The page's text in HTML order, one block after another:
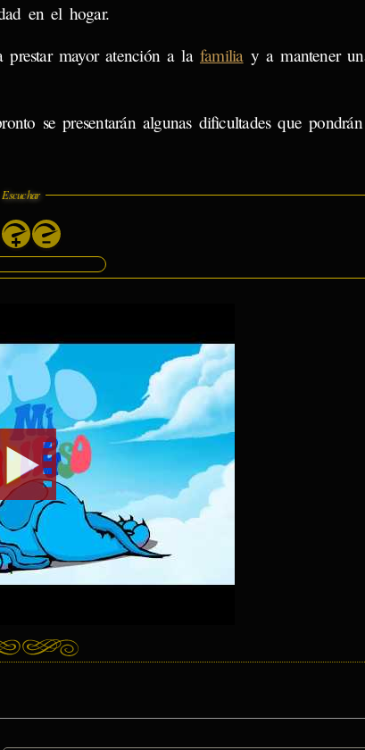
en el hogar.
prestar mayor atención a la familiay a mantener
se presentarán algunas dificultades que
Escuchar